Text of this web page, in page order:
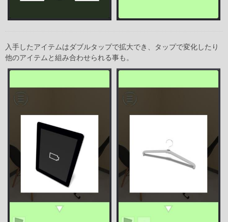
入手したアイテムはダブルタップで拡大でき、タップで変化したり
他のアイテムと組み合わせられる事も。